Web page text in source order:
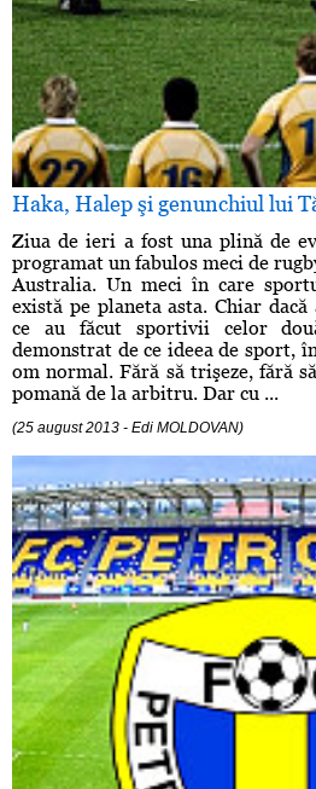
Haka, Halep şi genunchiul lui
Ziua de ieri a fost una plină de
programat un fabulos meci de
Australia. Un meci în care
există pe planeta asta. Chiar
ce au făcut sportivii celor
demonstrat de ce ideea de sport,
om normal. Fără să trişeze, fără
pomană de la arbitru. Dar cu ...
(25 august 2013 - Edi MOLDOVAN)